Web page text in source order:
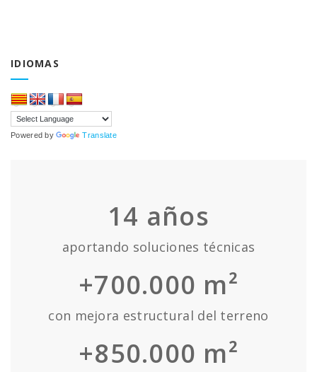
IDIOMAS
Powered by Translate
14 años
aportando soluciones técnicas
+700.000 m²
con mejora estructural del terreno
+850.000 m²